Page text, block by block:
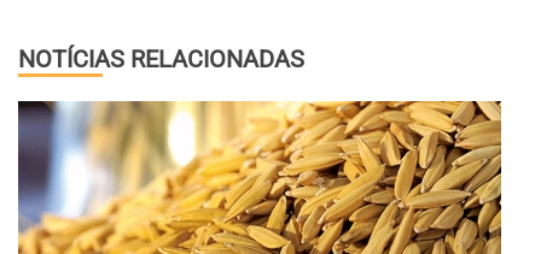
NOTÍCIAS RELACIONADAS